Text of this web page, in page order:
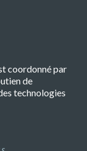
coordonné par
de
technologies